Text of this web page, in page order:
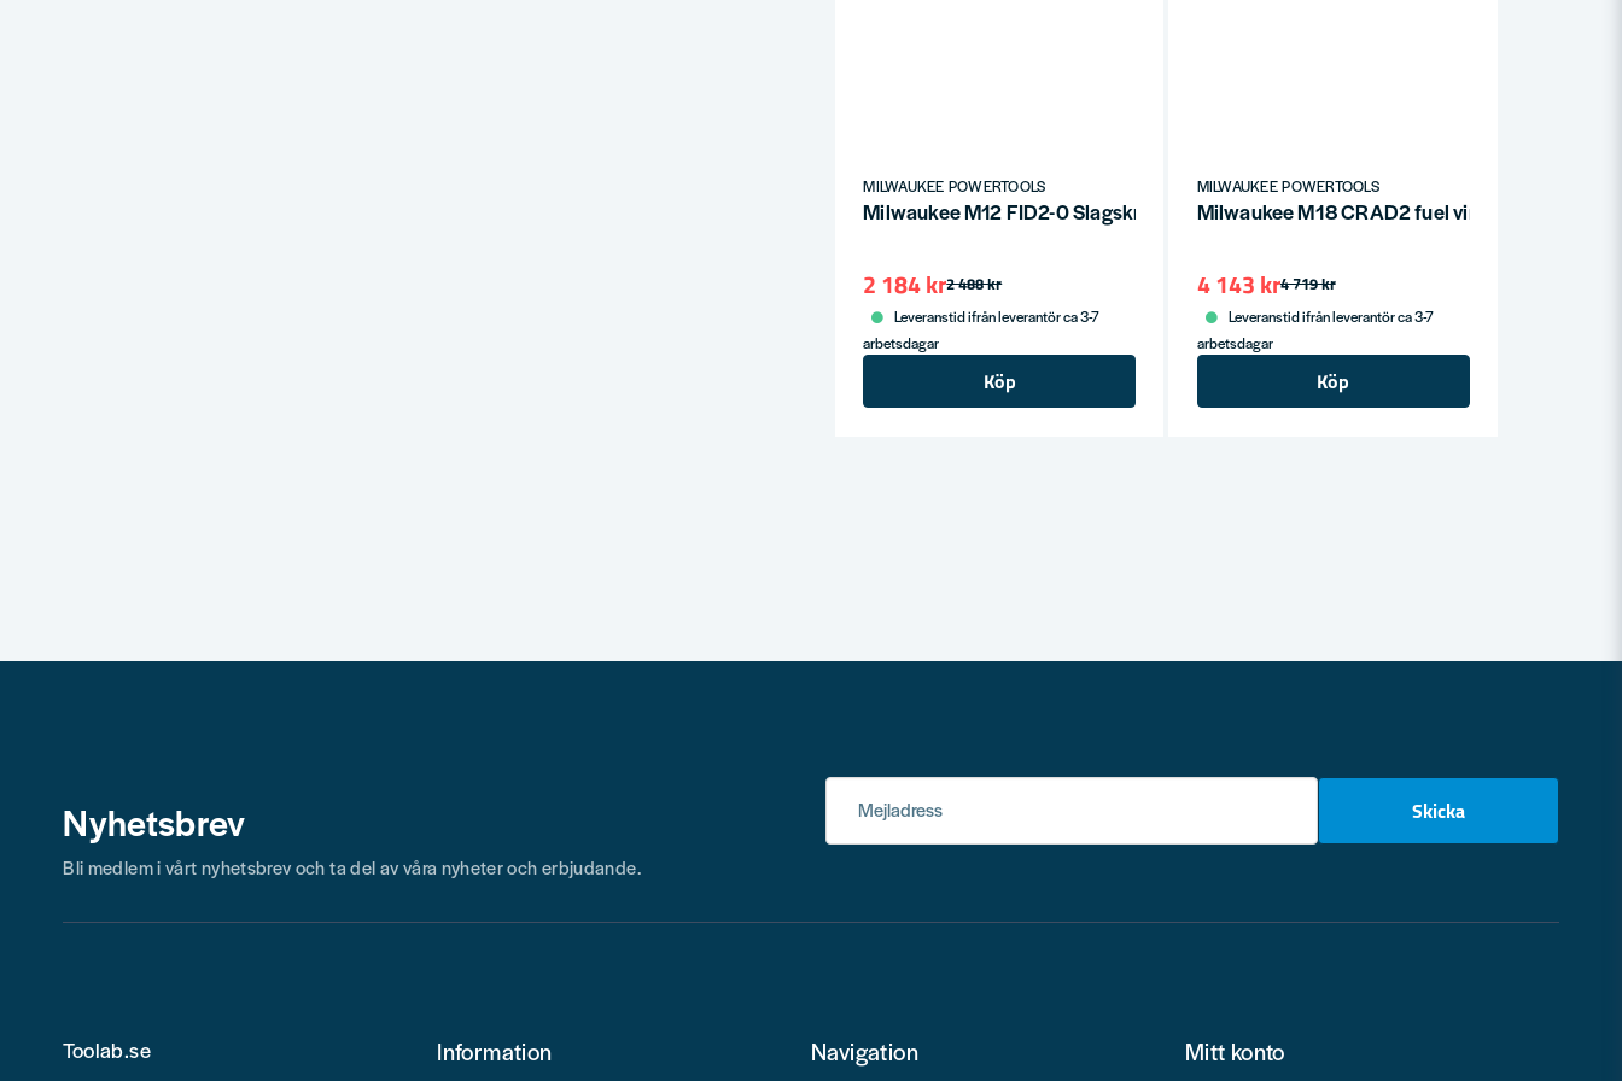
MILWAUKEE POWERTOOLS
Milwaukee M12 FID2-0 Slagskruvdragare 12V (utan batterier)
2 488 kr
2 184 kr
Leveranstid ifrån leverantör ca 3-7
arbetsdagar
Köp
MILWAUKEE POWERTOOLS
Milwaukee M18 CRAD2 fuel vinkelborrmaskin
4 719 kr
4 143 kr
Leveranstid ifrån leverantör ca 3-7
arbetsdagar
Köp
Nyhetsbrev Mejladress Skicka
Bli medlem i vårt nyhetsbrev och ta del av våra nyheter och erbjudande.
Toolab.se Information Navigation Mitt konto